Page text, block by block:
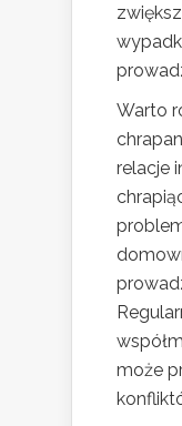
Warto
relacje
może